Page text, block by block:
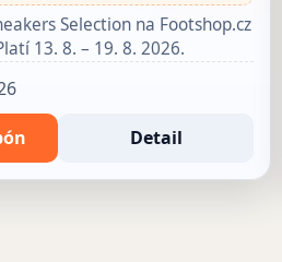
Selection na Footshop.cz
13. 8. – 19. 8. 2026.
Detail